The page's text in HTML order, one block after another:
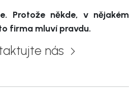
Protože někde, v nějakém
firma mluví pravdu.
nás